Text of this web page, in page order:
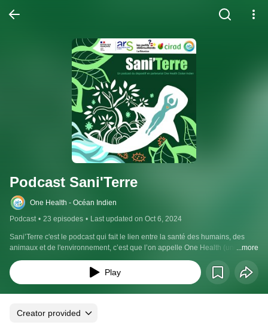
Podcast Sani'Terre
One Health - Océan Indien
Podcast • 23 episodes • Last updated on Oct 6, 2024
Sani’Terre c'est le podcast qui fait le lien entre la santé des humains, des
animaux et de l'environnement, c’est que l’on appelle One Health (une seule
santé) 🧑‍⚕️🐷🌱.
...more
Play
Creator provided